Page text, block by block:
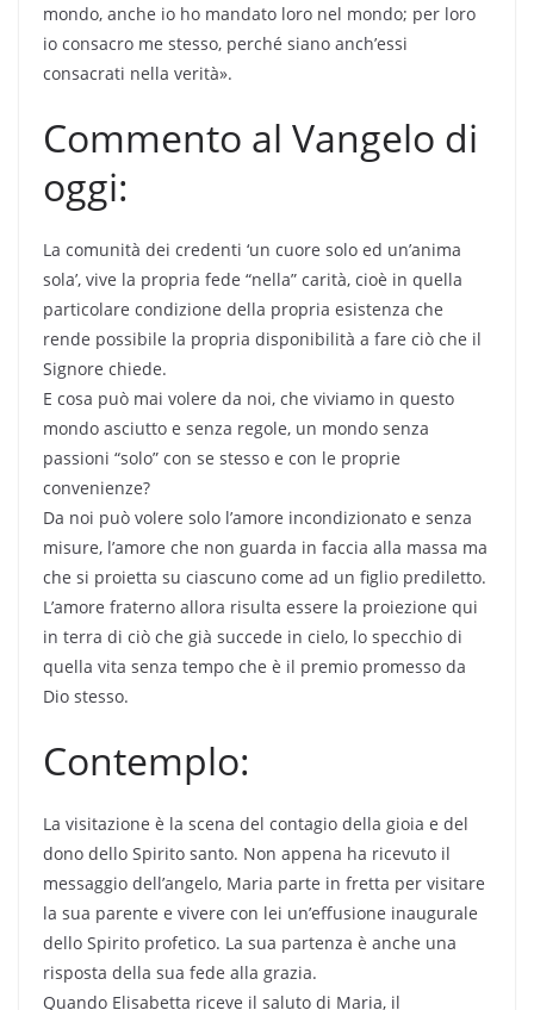
mondo, anche io ho mandato loro nel mondo; per loro
io consacro me stesso, perché siano anch’essi
consacrati nella verità».
Commento al Vangelo di
oggi:
La comunità dei credenti ‘un cuore solo ed un’anima
sola’, vive la propria fede “nella” carità, cioè in quella
particolare condizione della propria esistenza che
rende possibile la propria disponibilità a fare ciò che il
Signore chiede.
E cosa può mai volere da noi, che viviamo in questo
mondo asciutto e senza regole, un mondo senza
passioni “solo” con se stesso e con le proprie
convenienze?
Da noi può volere solo l’amore incondizionato e senza
misure, l’amore che non guarda in faccia alla massa ma
che si proietta su ciascuno come ad un figlio prediletto.
L’amore fraterno allora risulta essere la proiezione qui
in terra di ciò che già succede in cielo, lo specchio di
quella vita senza tempo che è il premio promesso da
Dio stesso.
Contemplo:
La visitazione è la scena del contagio della gioia e del
dono dello Spirito santo. Non appena ha ricevuto il
messaggio dell’angelo, Maria parte in fretta per visitare
la sua parente e vivere con lei un’effusione inaugurale
dello Spirito profetico. La sua partenza è anche una
risposta della sua fede alla grazia.
Quando Elisabetta riceve il saluto di Maria, il